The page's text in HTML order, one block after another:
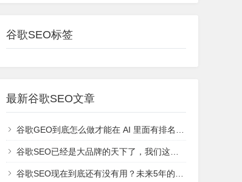
谷歌SEO标签
最新谷歌SEO文章
谷歌GEO到底怎么做才能在 AI 里面有排名或者能够被引用？
谷歌SEO已经是大品牌的天下了，我们这些新网站还有机会吗？
谷歌SEO现在到底还有没有用？未来5年的趋势是什么？